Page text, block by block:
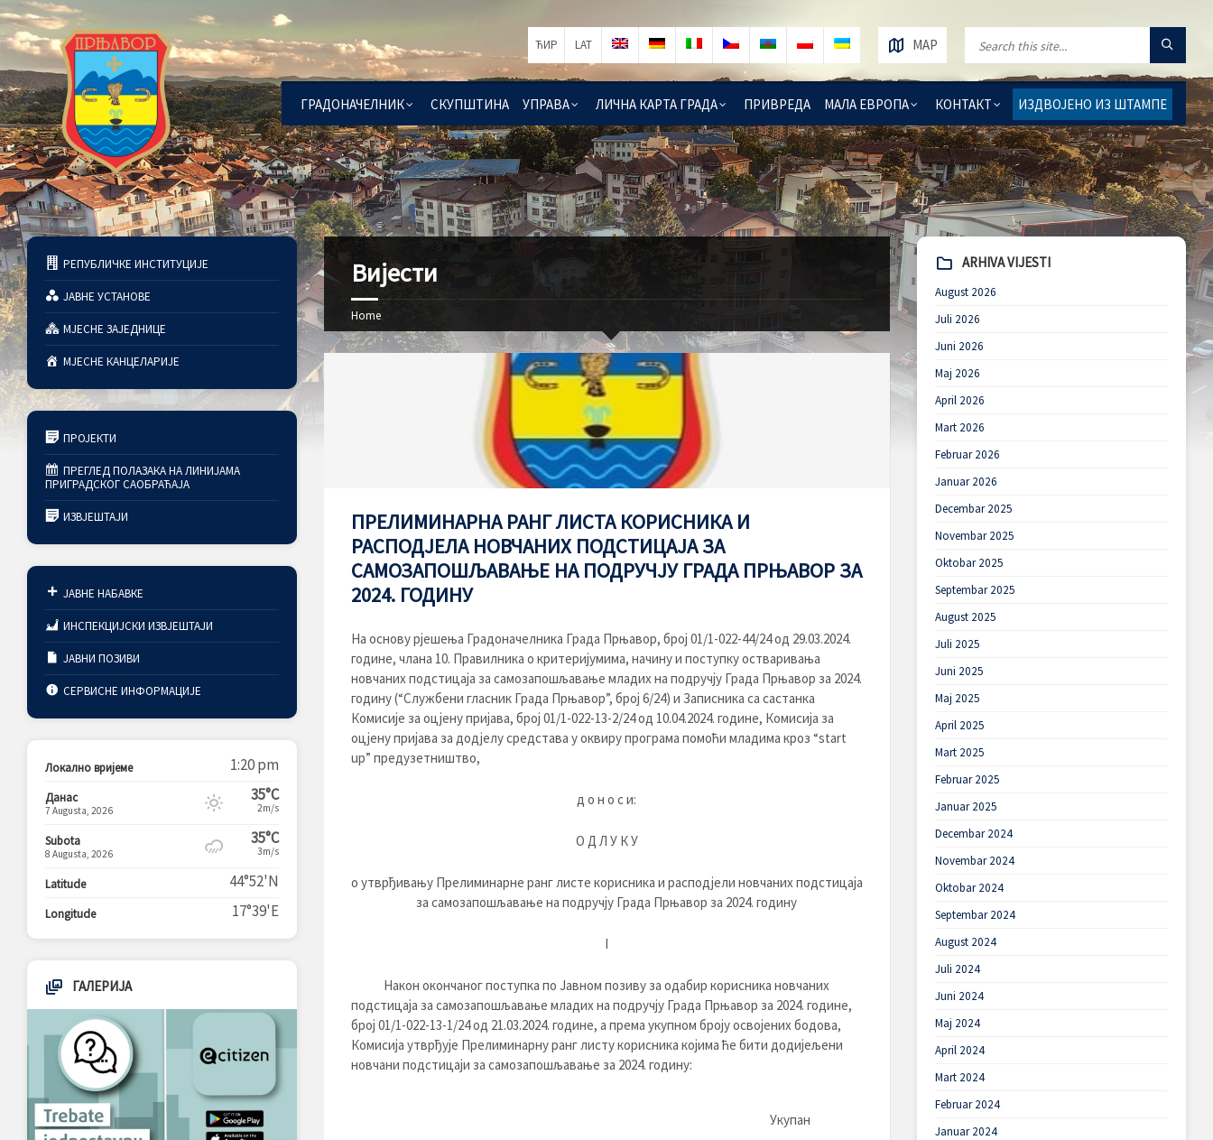
ГРАДОНАЧЕЛНИК СКУПШТИНА УПРАВА ЛИЧНА КАРТА ГРАДА ПРИВРЕДА МАЛА ЕВРОПА КОНТАКТ ИЗДВОЈЕНО ИЗ ШТАМПЕ
MAP
ЋИР LAT
Вијести
Home
ПРЕЛИМИНАРНА РАНГ ЛИСТА КОРИСНИКА И
РАСПОДЈЕЛА НОВЧАНИХ ПОДСТИЦАЈА ЗА
САМОЗАПОШЉАВАЊЕ НА ПОДРУЧЈУ ГРАДА ПРЊАВОР ЗА
2024. ГОДИНУ
На основу рјешења Градоначелника Града Прњавор, број 01/1-022-44/24 од 29.03.2024.
године, члана 10. Правилника о критеријумима, начину и поступку остваривања
новчаних подстицаја за самозапошљавање младих на подручју Града Прњавор за 2024.
годину (“Службени гласник Града Прњавор”, број 6/24) и Записника са састанка
Комисије за оцјену пријава, број 01/1-022-13-2/24 од 10.04.2024. године, Комисија за
оцјену пријава за додјелу средстава у оквиру програма помоћи младима кроз “stаrt
up” предузетништво,
д о н о с и:
О Д Л У К У
о утврђивању Прелиминарне ранг листе корисника и расподјели новчаних подстицаја
за самозапошљавање на подручју Града Прњавор за 2024. годину
I
Након окончаног поступка по Јавном позиву за одабир корисника новчаних
подстицаја за самозапошљавање младих на подручју Града Прњавор за 2024. године,
број 01/1-022-13-1/24 од 21.03.2024. године, а према укупном броју освојених бодова,
Комисија утврђује Прелиминарну ранг листу корисника којима ће бити додијељени
новчани подстицаји за самозапошљавање за 2024. годину:
Укупан
РЕПУБЛИЧКЕ ИНСТИТУЦИЈЕ
ЈАВНЕ УСТАНОВЕ
МЈЕСНЕ ЗАЈЕДНИЦЕ
МЈЕСНЕ КАНЦЕЛАРИЈЕ
ПРОЈЕКТИ
ПРЕГЛЕД ПОЛАЗАКА НА ЛИНИЈАМА
ПРИГРАДСКОГ САОБРАЋАЈА
ИЗВЈЕШТАЈИ
ЈАВНЕ НАБАВКЕ
ИНСПЕКЦИЈСКИ ИЗВЈЕШТАЈИ
ЈАВНИ ПОЗИВИ
СЕРВИСНЕ ИНФОРМАЦИЈЕ
Локално вријеме 1:20 pm
Данас
7 Augusta, 2026
35°C
2m/s
Subota
8 Augusta, 2026
35°C
3m/s
Latitude 44°52'N
Longitude 17°39'E
ГАЛЕРИЈА
ARHIVA VIJESTI
August 2026
Juli 2026
Juni 2026
Maj 2026
April 2026
Mart 2026
Februar 2026
Januar 2026
Decembar 2025
Novembar 2025
Oktobar 2025
Septembar 2025
August 2025
Juli 2025
Juni 2025
Maj 2025
April 2025
Mart 2025
Februar 2025
Januar 2025
Decembar 2024
Novembar 2024
Oktobar 2024
Septembar 2024
August 2024
Juli 2024
Juni 2024
Maj 2024
April 2024
Mart 2024
Februar 2024
Januar 2024